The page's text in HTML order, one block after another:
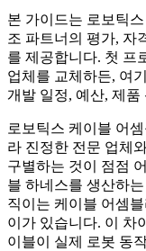
본 가이드는 로보틱
조 파트너의 평가, 자
를 제공합니다. 첫 프
업체를 교체하든, 여
개발 일정, 예산, 제
로보틱스 케이블 어
라 진정한 전문 업체
구별하는 것이 점점
블 하네스를 생산하
직이는 케이블 어셈
이가 있습니다. 이 차
이블이 실제 로봇 동